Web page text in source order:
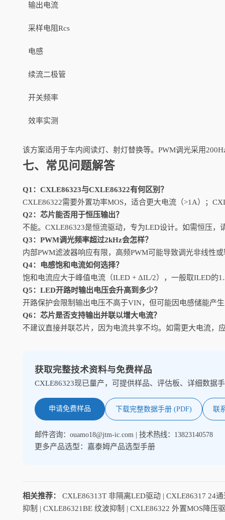
输出电流
采样电阻Rcs
电感
续流二极管
开关频率
效率实测
该方案适用于车内阅读灯、射灯替换等。PWM调光采用
七、常见问题解答
Q1：CXLE86323与CXLE86322有何区别？
CXLE86322需要外置功率MOS，适合更大电流（>1A）；
Q2：芯片能否用于恒压输出？
不能。CXLE86323是恒流驱动，专为LED设计。如需恒压，
Q3：PWM调光频率超过2kHz会怎样？
内部PWM滤波器响应有限，高频PWM可能导致调光非线性
Q4：电感饱和电流如何选择？
饱和电流应大于峰值电流（ILED + ΔIL/2），一般取ILED的
Q5：LED开路时输出电压会升高到多少？
开路保护会限制输出电压不高于VIN，但可能因电感储能产
Q6：芯片是否支持输出并联以增大电流？
不建议直接并联芯片，因为电流共享不均。如需更大电流，
获取完整技术资料与免费样品
CXLE86323现已量产，可提供样品、评估板、详细数据
申请免费样品 下载完整数据手册 (PDF) 联
邮件咨询： ouamo18@jtm-ic.com | 技术热线：13823140578
更多产品选型： 嘉泰姆产品选型手册
相关推荐： CXLE86313T 非隔离LED驱动 | CXLE86317 24
抑制 | CXLE86321BE 纹波抑制 | CXLE86322 外置MOS降压